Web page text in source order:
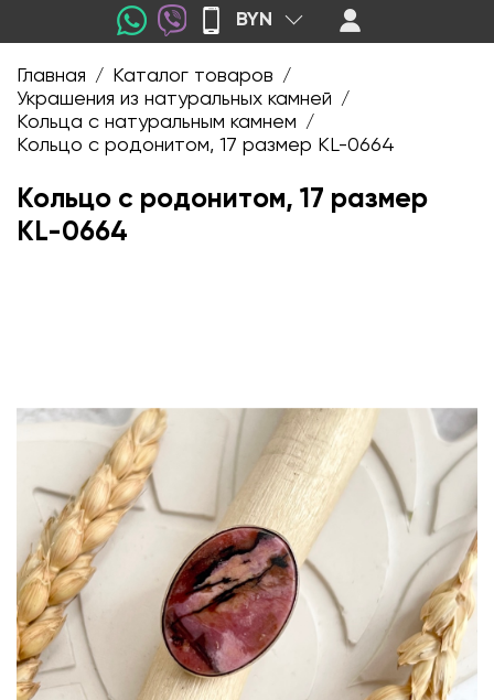
BYN
Главная / Каталог товаров /
Украшения из натуральных камней /
Кольца с натуральным камнем /
Кольцо с родонитом, 17 размер KL-0664
Кольцо с родонитом, 17 размер
KL-0664